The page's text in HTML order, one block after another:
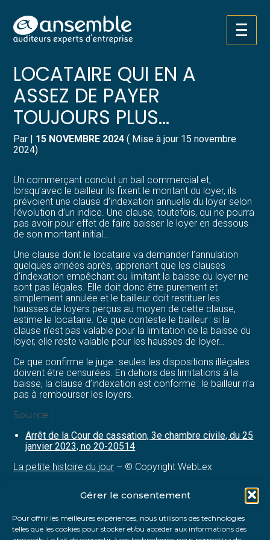
Gérer le consentement
Pour offrir les meilleures expériences, nous utilisons des technologies
telles que les cookies pour stocker et/ou accéder aux informations des
Aller
au
Créer et reprendre une activité
Gérer votre quotidien
Piloter votre entreprise
Développer votre entreprise
Construire votre patrimoine
Structurer votre croissance
Être prêt pour la facturation
électronique
Pilotez votre gestion
Suivre votre comptabilité
Gérer vos ressources humaines
Dématérialiser vos documents
C’EST L’HISTOIRE D’UN
LOCATAIRE QUI EN A
ASSEZ DE PAYER
TOUJOURS PLUS…
Par | 15 NOVEMBRE 2024 ( Mise à jour 15 novembre
2024)
Un commerçant conclut un bail commercial et,
lorsqu’avec le bailleur ils fixent le montant du loyer, ils
prévoient une clause d’indexation annuelle du loyer selon
l’évolution d’un indice. Une clause, toutefois, qui ne pourra
pas avoir pour effet de faire baisser le loyer en dessous
de son montant initial…
Une clause dont le locataire va demander l’annulation
quelques années après, apprenant que les clauses
d’indexation empêchant ou limitant la baisse du loyer ne
sont pas légales. Elle doit donc être purement et
simplement annulée et le bailleur doit restituer les
hausses de loyers perçus au moyen de cette clause,
estime le locataire. Ce que conteste le bailleur : si la
clause n’est pas valable pour la limitation de la baisse du
loyer, elle reste valable pour les hausses de loyer…
Ce que confirme le juge : seules les dispositions illégales
doivent être censurées. En dehors des limitations à la
baisse, la clause d’indexation est conforme : le bailleur n’a
pas à rembourser les loyers.
Source :
Arrêt de la Cour de cassation, 3e chambre civile, du 25
janvier 2023, no 20-20514
La petite histoire du jour – © Copyright WebLex
FaceBook
TwitterLinkedIn